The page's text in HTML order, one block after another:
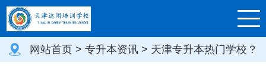
网站首页 > 专升本资讯 > 天津专升本热门学校？